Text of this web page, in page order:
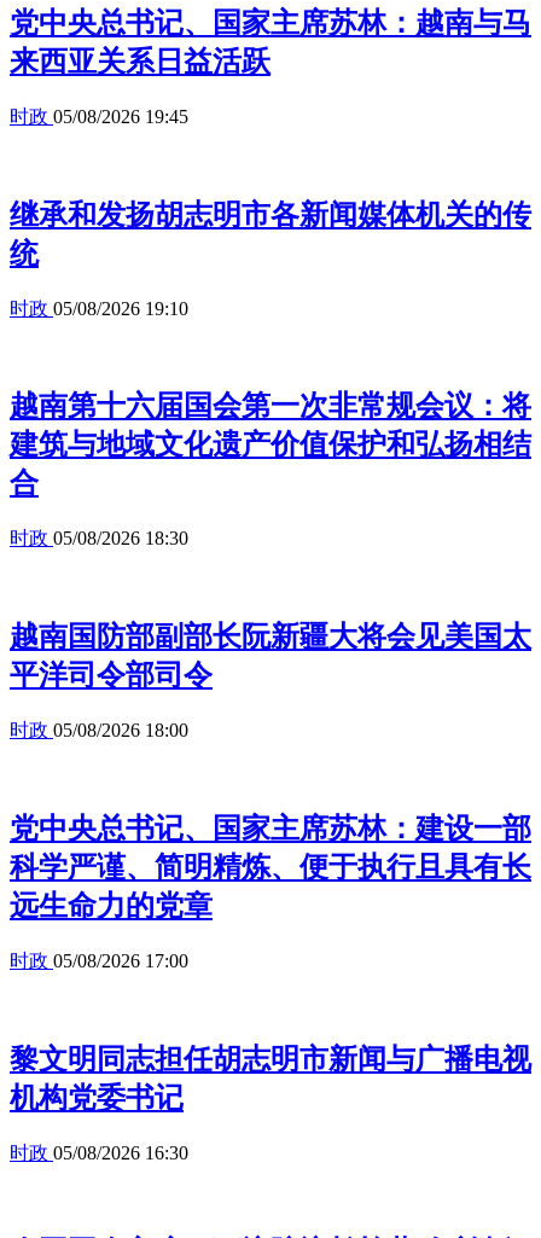
党中央总书记、国家主席苏林：越南与马
来西亚关系日益活跃
时政 05/08/2026 19:45
继承和发扬胡志明市各新闻媒体机关的传
统
时政 05/08/2026 19:10
越南第十六届国会第一次非常规会议：将
建筑与地域文化遗产价值保护和弘扬相结
合
时政 05/08/2026 18:30
越南国防部副部长阮新疆大将会见美国太
平洋司令部司令
时政 05/08/2026 18:00
党中央总书记、国家主席苏林：建设一部
科学严谨、简明精炼、便于执行且具有长
远生命力的党章
时政 05/08/2026 17:00
黎文明同志担任胡志明市新闻与广播电视
机构党委书记
时政 05/08/2026 16:30